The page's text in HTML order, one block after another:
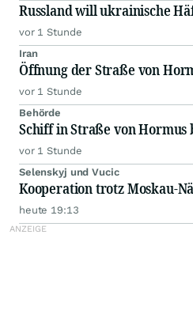
Russland will ukrainische
vor 1 Stunde
Iran
Öffnung der Straße von
vor 1 Stunde
Behörde
Schiff in Straße von Hormus
vor 1 Stunde
Selenskyj und Vucic
Kooperation trotz Moskau-
heute 19:13